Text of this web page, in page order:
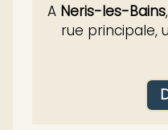
A Neris-les-Bains
rue principale,